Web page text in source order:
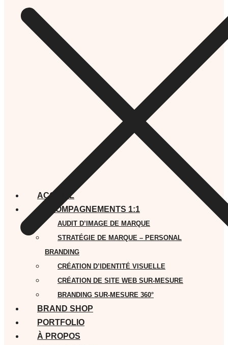
ACCUEIL
ACCOMPAGNEMENTS 1:1
AUDIT D’IMAGE DE MARQUE
STRATÉGIE DE MARQUE – PERSONAL
BRANDING
CRÉATION D’IDENTITÉ VISUELLE
CRÉATION DE SITE WEB SUR-MESURE
BRANDING SUR-MESURE 360°
BRAND SHOP
PORTFOLIO
À PROPOS